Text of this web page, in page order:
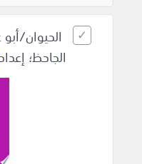
الحيوان/
الجاحظ؛